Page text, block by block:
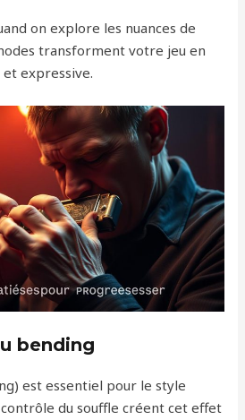
on explore les nuances de
transforment votre jeu en
expressive.
bending
est essentiel pour le style
du souffle créent cet effet